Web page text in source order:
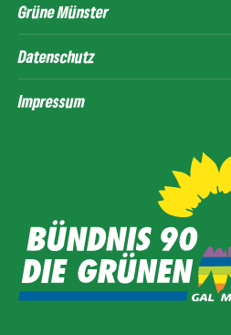
Grüne Münster
Datenschutz
Impressum